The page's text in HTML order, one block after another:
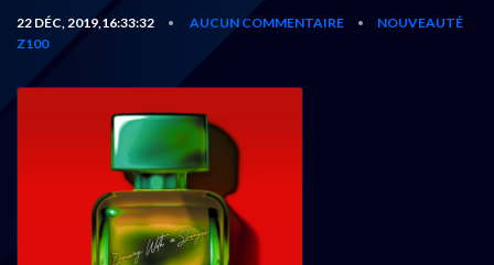
22 DÉC, 2019,16:33:32 • AUCUN COMMENTAIRE •
NOUVEAUTÉ
Z100